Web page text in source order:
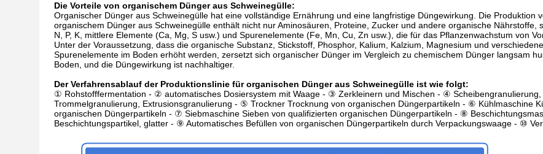
Die Vorteile von organischem Dünger aus Schweinegülle:
Organischer Dünger aus Schweinegülle hat eine vollständige Ernährung und eine langfristige Düngewirkung. Die Produktion
organischem Dünger aus Schweinegülle enthält nicht nur Aminosäuren, Proteine, Zucker und andere organische Nährstoffe,
N, P, K, mittlere Elemente (Ca, Mg, S usw.) und Spurenelemente (Fe, Mn, Cu, Zn usw.), die für das Pflanzenwachstum von
Unter der Voraussetzung, dass die organische Substanz, Stickstoff, Phosphor, Kalium, Kalzium, Magnesium und verschiedene
Spurenelemente im Boden erhöht werden, zersetzt sich organischer Dünger im Vergleich zu chemischem Dünger langsam
Boden, und die Düngewirkung ist nachhaltiger.
Der Verfahrensablauf der Produktionslinie für organischen Dünger aus Schweinegülle ist wie folgt:
① Rohstofffermentation - ② automatisches Dosiersystem mit Waage - ③ Zerkleinern und Mischen - ④ Scheibengranulierung,
Trommelgranulierung, Extrusionsgranulierung - ⑤ Trockner Trocknung von organischen Düngerpartikeln - ⑥ Kühlmaschine
organischen Düngerpartikeln - ⑦ Siebmaschine Sieben von qualifizierten organischen Düngerpartikeln - ⑧
Beschichtungspartikel, glatter - ⑨ Automatisches Befüllen von organischen Düngerpartikeln durch Verpackungswaage - ⑩